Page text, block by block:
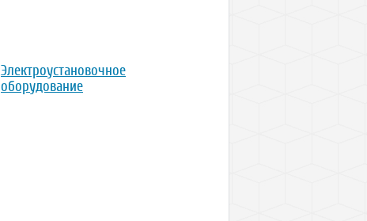
Электроустановочное
оборудование